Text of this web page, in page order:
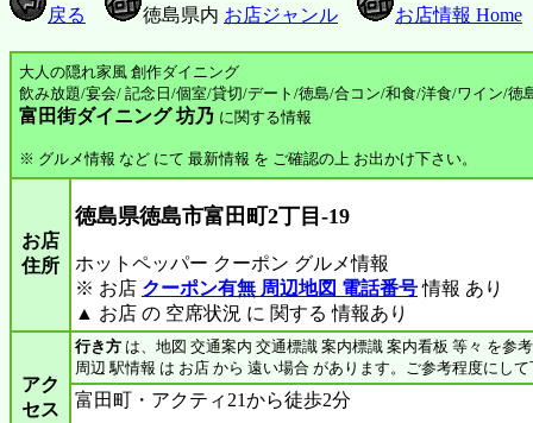
戻る 徳島県内 お店ジャンル お店情報 Home
大人の隠れ家風 創作ダイニング
飲み放題/宴会/ 記念日/個室/貸切/デート/徳島/合コン/和食/洋食/ワイン/徳
富田街ダイニング 坊乃 に関する情報
※ グルメ情報 など にて 最新情報 を ご確認の上 お出かけ下さい。
お店
住所
徳島県徳島市富田町2丁目-19
ホットペッパー クーポン グルメ情報
※ お店 クーポン有無 周辺地図 電話番号情報 あり
▲ お店 の 空席状況 に 関する 情報あり
アク
セス
行き方 は、地図 交通案内 交通標識 案内標識 案内看板 等々 を参
周辺 駅情報 は お店 から 遠い場合 があります。ご参考程度にし
富田町・アクティ21から徒歩2分